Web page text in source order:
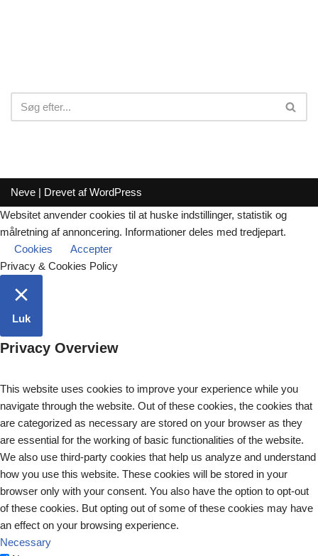
Neve | Drevet afWordPress
Websitet anvender cookies til at huske indstillinger, statistik og
målretning af annoncering. Informationer deles med tredjepart.
Cookies
Accepter
Privacy & Cookies Policy
Luk
Privacy Overview
This website uses cookies to improve your experience while you
navigate through the website. Out of these cookies, the cookies that
are categorized as necessary are stored on your browser as they
are essential for the working of basic functionalities of the website.
We also use third-party cookies that help us analyze and understand
how you use this website. These cookies will be stored in your
browser only with your consent. You also have the option to opt-out
of these cookies. But opting out of some of these cookies may have
an effect on your browsing experience.
Necessary